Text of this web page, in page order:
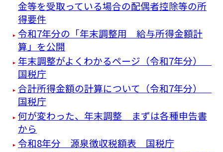
金等を受取っている場合の配偶者控除等の所
得要件
令和7年分の「年末調整用 給与所得金額計
算」を公開
年末調整がよくわかるページ（令和7年分）
国税庁
合計所得金額の計算について（令和7年分）
国税庁
何が変わった、年末調整 まずは各種申告書
から
令和8年分 源泉徴収税額表 国税庁